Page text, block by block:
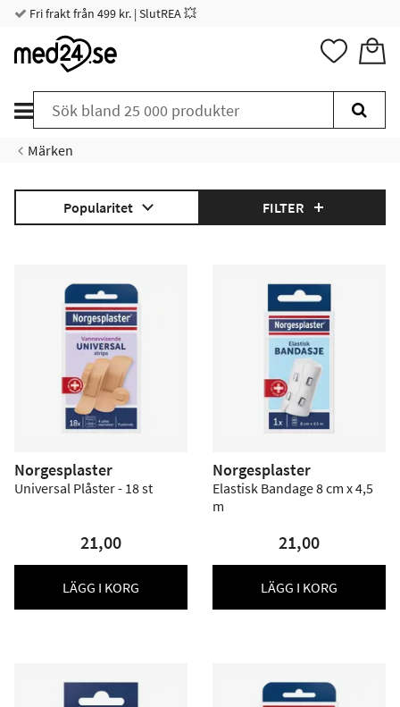
Fri frakt från 499 kr. | SlutREA 💥
Märken
Popularitet FILTER
Norgesplaster
Universal Plåster - 18 st
21,00
LÄGG I KORG
Norgesplaster
Elastisk Bandage 8 cm x 4,5
m
21,00
LÄGG I KORG